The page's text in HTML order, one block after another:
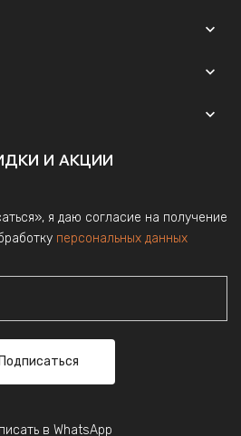



И АКЦИИ
я даю согласие на получение
персональных данных
Подписаться
в WhatsApp